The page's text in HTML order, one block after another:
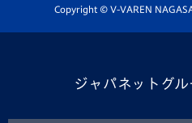
ホームタウン活動
Copyright © V-VAREN
ジャパネットグ